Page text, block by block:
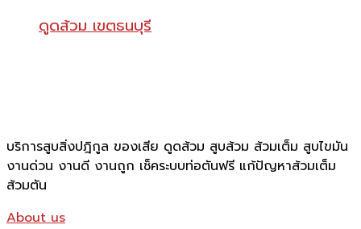
ดูดส้วม เขตธนบุรี
บริการสูบสิ่งปฎิกูล ของเสีย ดูดส้วม สูบส้วม ส้วมเต็ม สูบไขมัน
งานด่วน งานดี งานถูก เช็คระบบท่อตันฟรี แก้ปัญหาส้วมเต็ม
ส้วมตัน
About us